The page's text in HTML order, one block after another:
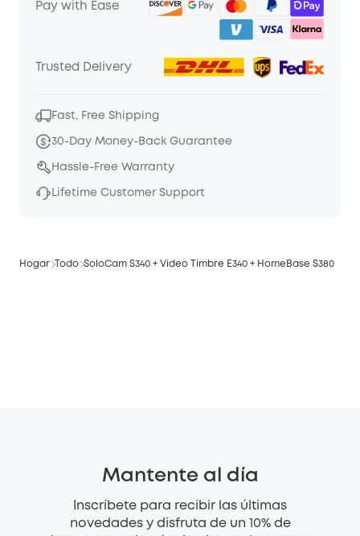
Pay with Ease
Trusted Delivery
Fast, Free Shipping
30-Day Money-Back Guarantee
Hassle-Free Warranty
Lifetime Customer Support
Hogar Todo SoloCam S340 + Video Timbre E340 + HomeBase S380
Mantente al día
Inscríbete para recibir las últimas
novedades y disfruta de un 10% de